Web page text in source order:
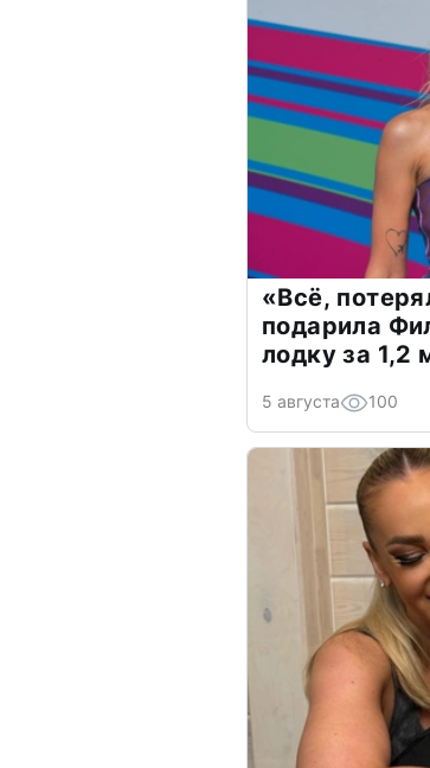
«Всё,
подарила
лодку за 1,2
5 августа 100